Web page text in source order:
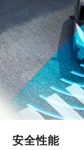
安全性能